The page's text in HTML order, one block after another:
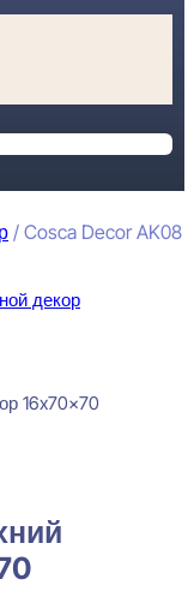
/ Cosca Decor AK08
16x70x70